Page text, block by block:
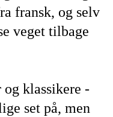
fransk, og selv
veget tilbage
klassikere -
set på, men